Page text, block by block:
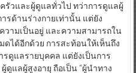
วและผู้ดูแลทั่วไป ทว่าการดูแลผู้
ารด้านร่างกายเท่านั้น แต่ยัง
ามเป็นอยู่ และความสามารถใน
ได้อีกด้วย การสะท้อนให้เห็นถึง
ดูแลรายบุคคล แต่ยังเป็นการ
ดูแลผู้สูงอายุ ถือเป็น “ผู้นำทาง